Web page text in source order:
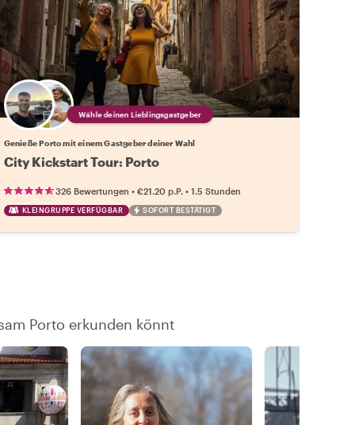
Wähle deinen Lieblingsgastgeber
Genieße Porto mit einem Gastgeber deiner Wahl
City Kickstart Tour: Porto
326 Bewertungen • €21.20 p.P. • 1.5 Stunden
KLEINGRUPPE VERFÜGBAR SOFORT BESTÄTIGT
Porto erkunden könnt